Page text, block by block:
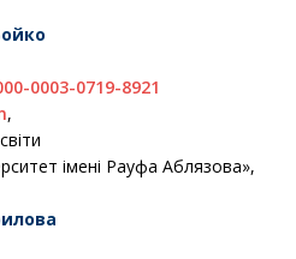
0003-0719-8921
,
імені Рауфа Аблязова»,